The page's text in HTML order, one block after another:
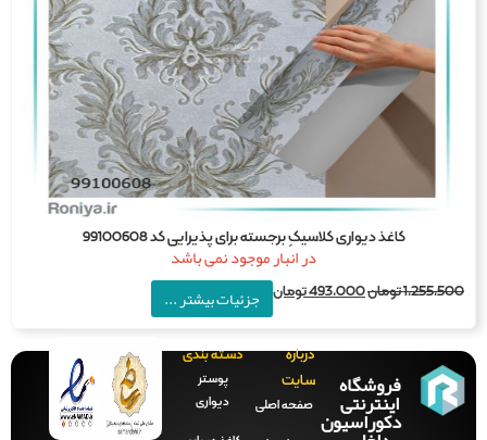
کاغذ دیواری کلاسیکِ برجسته برای پذیرایی کد 99100608
در انبار موجود نمی باشد
تومان493,000تومان جزئیات بیشتر ...
فروشگاه
اینترنتی
دکوراسیون
درباره
سایت
صفحه‌ اصلی
دسته بندی
دیواری